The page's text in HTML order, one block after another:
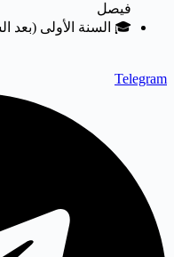
فيصل
🎓 السنة الأولى (بعد
Telegram